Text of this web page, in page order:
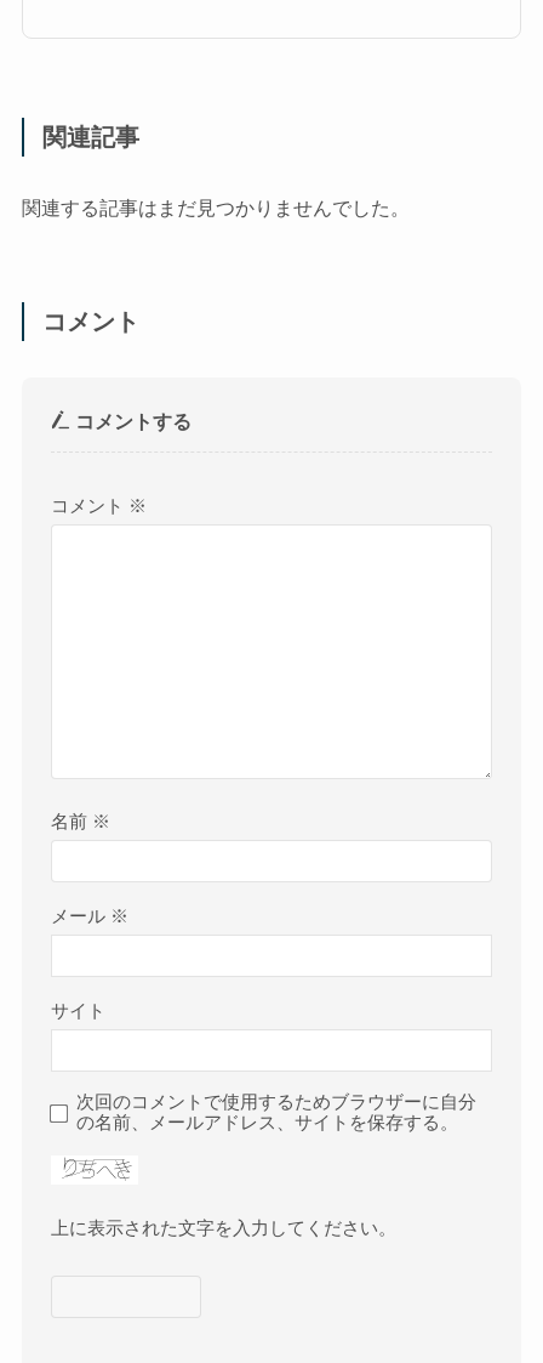
関連記事
関連する記事はまだ見つかりませんでした。
コメント
コメントする
コメント ※
名前 ※
メール ※
サイト
次回のコメントで使用するためブラウザーに自分
の名前、メールアドレス、サイトを保存する。
上に表示された文字を入力してください。